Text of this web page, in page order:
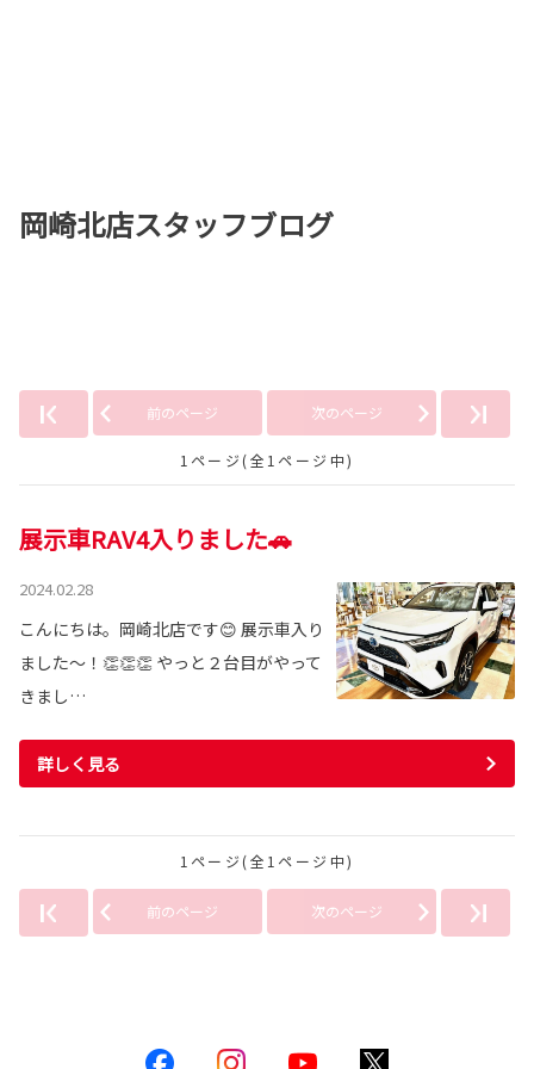
岡崎北店スタッフブログ
前のページ 次のページ
1ページ(全1ページ中)
展示車RAV4入りました🚗
2024.02.28
こんにちは。岡崎北店です😊 展示車入り
ました～！👏👏👏 やっと２台目がやって
きまし…
詳しく見る
1ページ(全1ページ中)
前のページ 次のページ